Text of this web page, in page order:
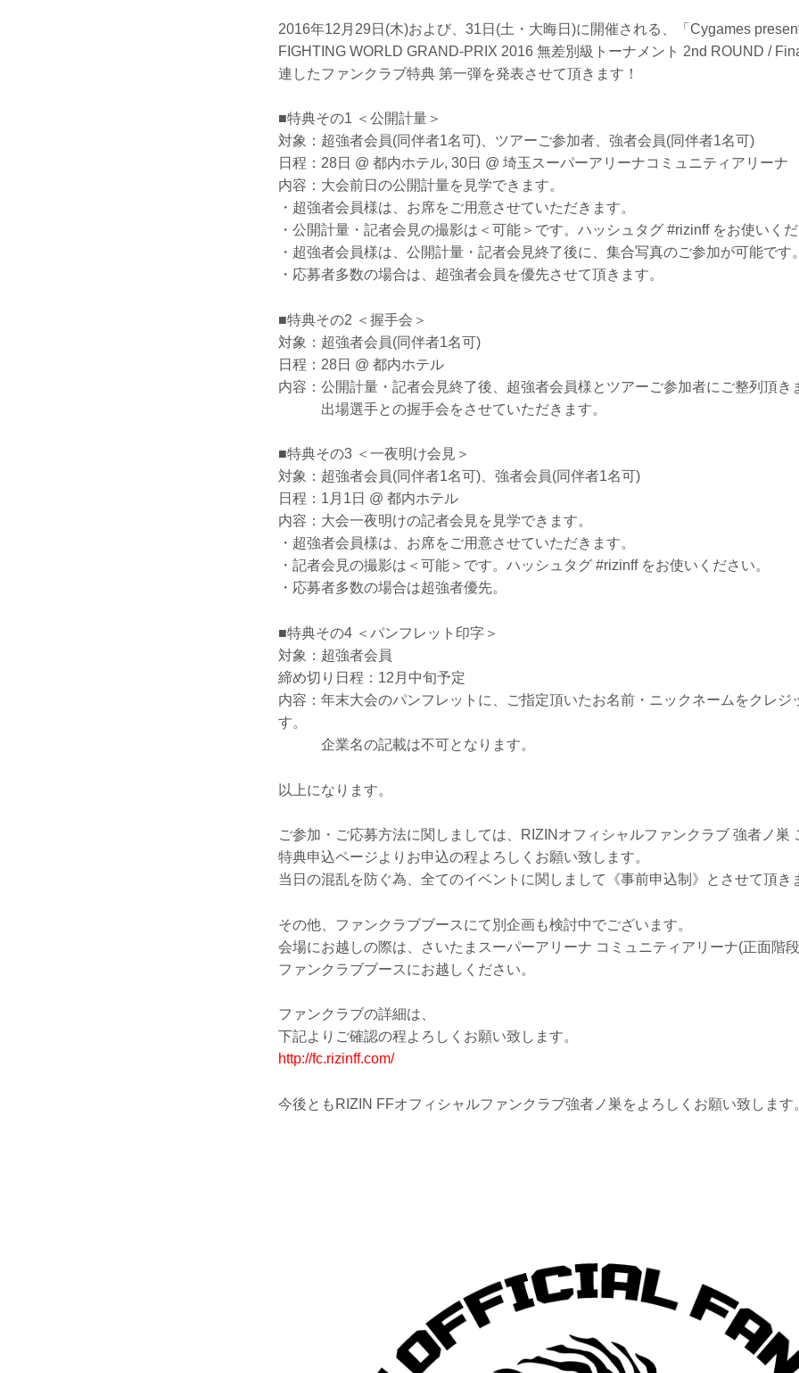
2016年12月29日(木)および、31日(土・大晦日)に開催される、「Cygames
FIGHTING WORLD GRAND-PRIX 2016 無差別級トーナメント 2nd ROUND /
連したファンクラブ特典 第一弾を発表させて頂きます！
■特典その1 ＜公開計量＞
対象：超強者会員(同伴者1名可)、ツアーご参加者、強者会員(同伴者1名可)
日程：28日 @ 都内ホテル, 30日 @ 埼玉スーパーアリーナコミュニティアリーナ
内容：大会前日の公開計量を見学できます。
・超強者会員様は、お席をご用意させていただきます。
・公開計量・記者会見の撮影は＜可能＞です。ハッシュタグ #rizinff をお使いく
・超強者会員様は、公開計量・記者会見終了後に、集合写真のご参加が可能です
・応募者多数の場合は、超強者会員を優先させて頂きます。
■特典その2 ＜握手会＞
対象：超強者会員(同伴者1名可)
日程：28日 @ 都内ホテル
内容：公開計量・記者会見終了後、超強者会員様とツアーご参加者にご整列頂き
出場選手との握手会をさせていただきます。
■特典その3 ＜一夜明け会見＞
対象：超強者会員(同伴者1名可)、強者会員(同伴者1名可)
日程：1月1日 @ 都内ホテル
内容：大会一夜明けの記者会見を見学できます。
・超強者会員様は、お席をご用意させていただきます。
・記者会見の撮影は＜可能＞です。ハッシュタグ #rizinff をお使いください。
・応募者多数の場合は超強者優先。
■特典その4 ＜パンフレット印字＞
対象：超強者会員
締め切り日程：12月中旬予定
内容：年末大会のパンフレットに、ご指定頂いたお名前・ニックネームをクレジ
す。
企業名の記載は不可となります。
以上になります。
ご参加・ご応募方法に関しましては、RIZINオフィシャルファンクラブ 強者ノ巣
特典申込ページよりお申込の程よろしくお願い致します。
当日の混乱を防ぐ為、全てのイベントに関しまして《事前申込制》とさせて頂き
その他、ファンクラブブースにて別企画も検討中でございます。
会場にお越しの際は、さいたまスーパーアリーナ コミュニティアリーナ(正面階
ファンクラブブースにお越しください。
ファンクラブの詳細は、
下記よりご確認の程よろしくお願い致します。
http://fc.rizinff.com/
今後ともRIZIN FFオフィシャルファンクラブ強者ノ巣をよろしくお願い致します